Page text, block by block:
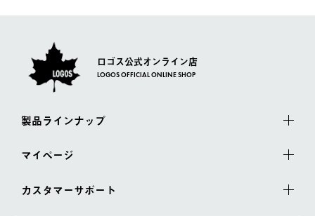
ロゴス公式オンライン店
LOGOS OFFICIAL ONLINE SHOP
製品ラインナップ
マイページ
カスタマーサポート